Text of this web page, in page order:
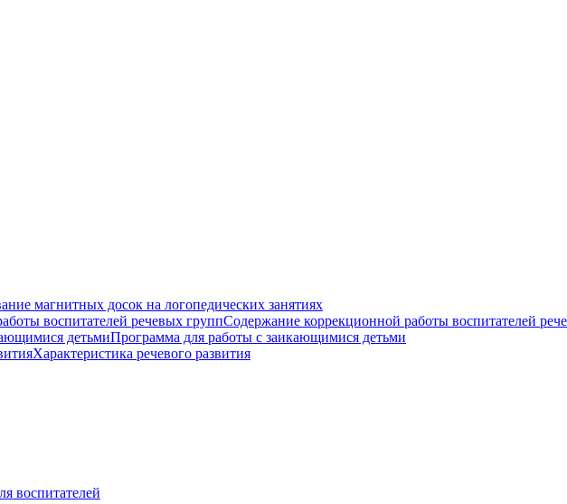
магнитных досок на логопедических занятиях
Содержание коррекционной работы воспитателей
Программа для работы с заикающимися детьми
Характеристика речевого развития
воспитателей